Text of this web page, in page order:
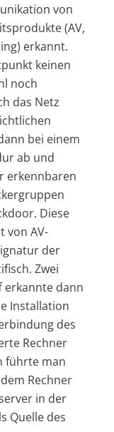
von
(AV,
erkannt.
keinen
noch
das Netz
bei einem
ab und
erkennbaren
Diese
von AV-
der
Zwei
erkannte dann
Installation
des
Rechner
führte man
Rechner
in der
Quelle des